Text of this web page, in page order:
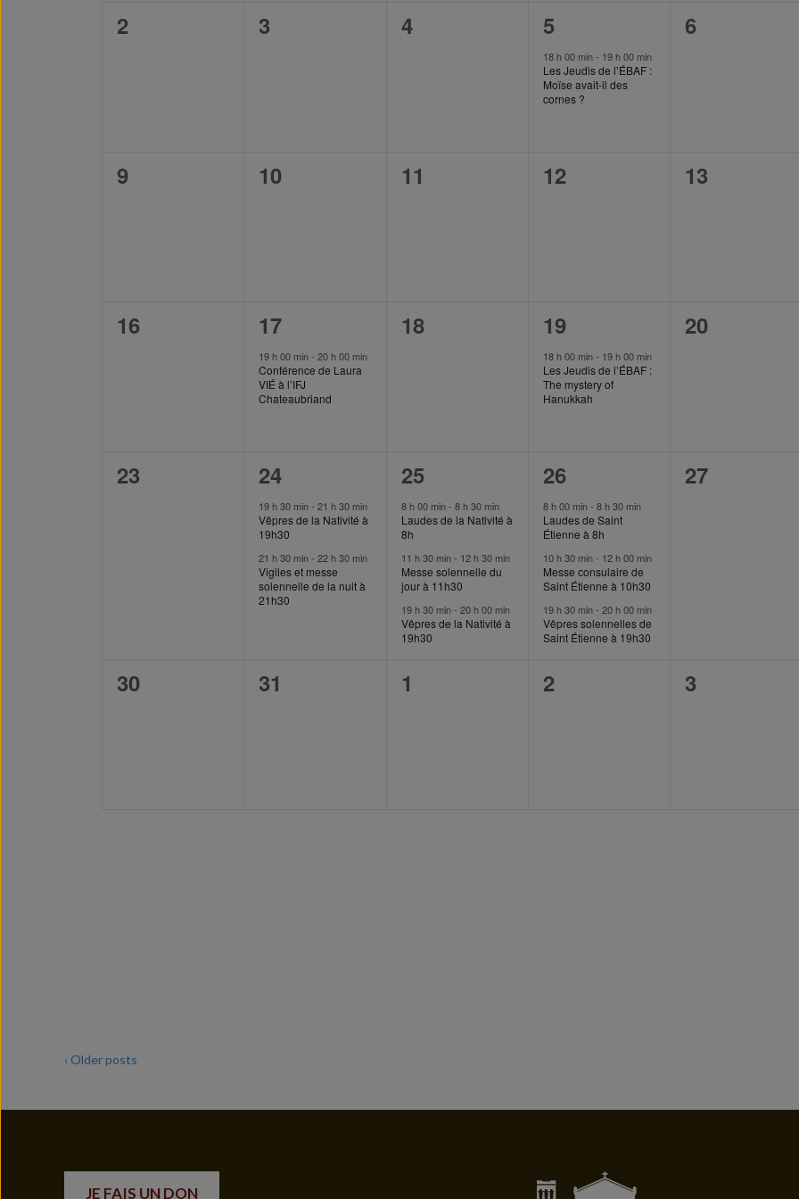
0
2
0
3
0
4
1
event,
5
18 h 00 min- 19 h 00 min
Les Jeudis de l’ÉBAF :
Moïse avait-il des
cornes ?
0
6
0
9
0
10
0
11
0
12
0
13
0
16
1
event,
17
19 h 00 min-20 h 00 min
Conférence de Laura
VIÉ à l’IFJ
Chateaubriand
0
18
1
event,
19
18 h 00 min- 19 h 00 min
Les Jeudis de l’ÉBAF :
The mystery of
Hanukkah
0
20
0
23
2
events,
24
19 h 30 min-21 h 30 min
Vêpres de la Nativité à
19h30
21 h 30 min-22 h 30 min
Vigiles et messe
solennelle de la nuit à
21h30
3
events,
25
8 h 00 min- 8 h 30 min
Laudes de la Nativité à
8h
11 h 30 min- 12 h 30 min
Messe solennelle du
jour à 11h30
19 h 30 min- 20 h 00 min
Vêpres de la Nativité à
19h30
3
events,
26
8 h 00 min- 8 h 30 min
Laudes de Saint
Étienne à 8h
10 h 30 min- 12 h 00 min
Messe consulaire de
Saint Étienne à 10h30
19 h 30 min- 20 h 00 min
Vêpres solennelles de
Saint Étienne à 19h30
0
27
0
30
0
31
0
1
0
2
0
3
‹ Older posts
JE FAIS UN DON